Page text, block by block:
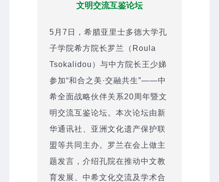
文明交流互鉴论坛
5月7日，希腊亚里士多德大学孔
子学院希方院长罗兰（Roula
Tsokalidou）与中方院长王少娣
参加“和合之美·交融共生”——中
希全面战略伙伴关系20周年暨文
明交流互鉴论坛。本次论坛由新
华通讯社、亚洲文化遗产保护联
盟等共同主办。罗兰在会上做主
题发言，介绍孔院在推动中文教
育发展、中希文化交流及学术合